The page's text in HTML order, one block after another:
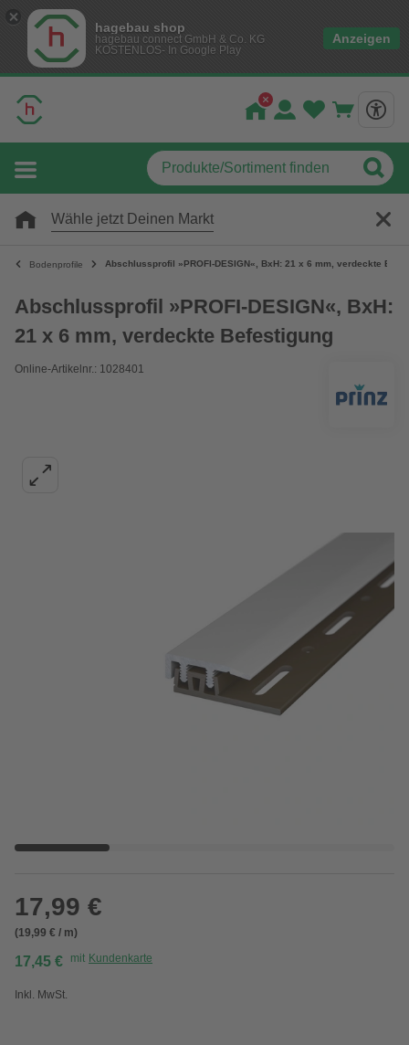
hagebau shop
hagebau connect GmbH & Co. KG
KOSTENLOS- In Google Play
Anzeigen
Wähle jetzt Deinen Markt
Bodenprofile Abschlussprofil »PROFI-DESIGN«, BxH: 21 x 6 mm, verdeckte
Abschlussprofil »PROFI-DESIGN«, BxH:
21 x 6 mm, verdeckte Befestigung
Online-Artikelnr.: 1028401
17,99 €
(19,99 € / m)
17,45 € mit Kundenkarte
Inkl. MwSt.